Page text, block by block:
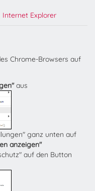
Internet Explorer
Chrome-Browsers auf
aus
ganz unten auf
anzeigen"
auf den Button